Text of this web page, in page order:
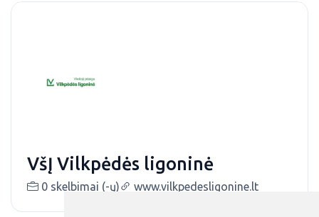
VšĮ Vilkpėdės ligoninė
0 skelbimai (-ų) www.vilkpedesligonine.lt